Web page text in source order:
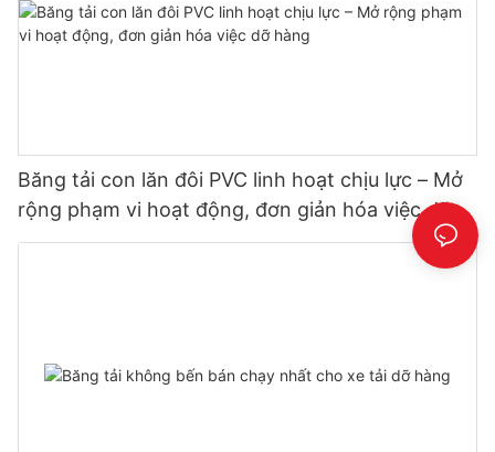
Băng tải con lăn đôi PVC linh hoạt chịu lực – Mở
rộng phạm vi hoạt động, đơn giản hóa việc dỡ
hàng